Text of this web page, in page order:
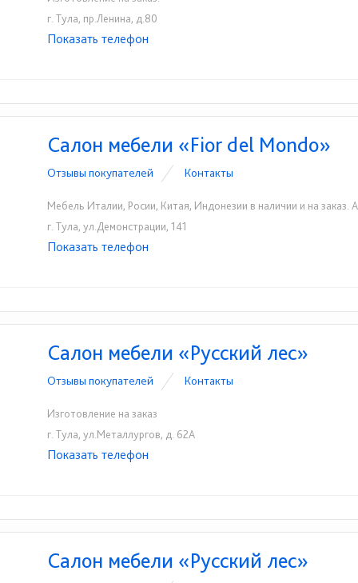
г. Тула, пр.Ленина, д.80
☎+7 (4872) 384 -722
Показать телефон
Салон мебели «Fior del Mondo»
Отзывы покупателей Контакты
Мебель Италии, Росии, Китая, Индонезии в наличии и на заказ.
г. Тула, ул.Демонстрации, 141
☎+7(4872)70-11-11
Показать телефон
Салон мебели «Русский лес»
Отзывы покупателей Контакты
Изготовление на заказ
г. Тула, ул.Металлургов, д. 62А
☎+7-952-185-57-71
Показать телефон
Салон мебели «Русский лес»